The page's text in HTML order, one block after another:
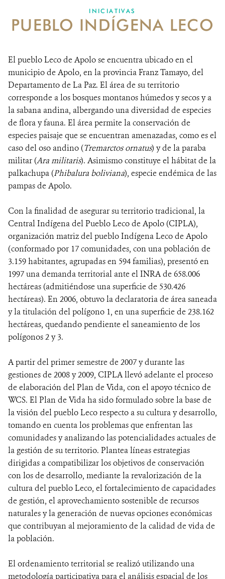
NOSOTROS
INICIATIVAS
PUEBLO INDÍGENA LECO
El pueblo Leco de Apolo se encuentra ubicado en el
municipio de Apolo, en la provincia Franz Tamayo, del
Departamento de La Paz. El área de su territorio
corresponde a los bosques montanos húmedos y secos y a
la sabana andina, albergando una diversidad de especies
de flora y fauna. El área permite la conservación de
especies paisaje que se encuentran amenazadas, como es el
caso del oso andino (Tremarctos ornatus) y de la paraba
militar (Ara militaris). Asimismo constituye el hábitat de la
palkachupa (Phibalura boliviana), especie endémica de las
pampas de Apolo.
Con la finalidad de asegurar su territorio tradicional, la
Central Indígena del Pueblo Leco de Apolo (CIPLA),
organización matriz del pueblo Indígena Leco de Apolo
(conformado por 17 comunidades, con una población de
3.159 habitantes, agrupadas en 594 familias), presentó en
1997 una demanda territorial ante el INRA de 658.006
hectáreas (admitiéndose una superficie de 530.426
hectáreas). En 2006, obtuvo la declaratoria de área saneada
y la titulación del polígono 1, en una superficie de 238.162
hectáreas, quedando pendiente el saneamiento de los
polígonos 2 y 3.
A partir del primer semestre de 2007 y durante las
gestiones de 2008 y 2009, CIPLA llevó adelante el proceso
de elaboración del Plan de Vida, con el apoyo técnico de
WCS. El Plan de Vida ha sido formulado sobre la base de
la visión del pueblo Leco respecto a su cultura y desarrollo,
tomando en cuenta los problemas que enfrentan las
comunidades y analizando las potencialidades actuales de
la gestión de su territorio. Plantea líneas estrategias
dirigidas a compatibilizar los objetivos de conservación
con los de desarrollo, mediante la revalorización de la
cultura del pueblo Leco, el fortalecimiento de capacidades
de gestión, el aprovechamiento sostenible de recursos
naturales y la generación de nuevas opciones económicas
que contribuyan al mejoramiento de la calidad de vida de
la población.
El ordenamiento territorial se realizó utilizando una
metodología participativa para el análisis espacial de los